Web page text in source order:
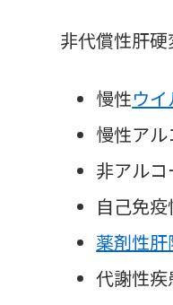
非代償性肝
慢性ウ
慢性ア
非アル
自己免
薬剤性肝
代謝性疾